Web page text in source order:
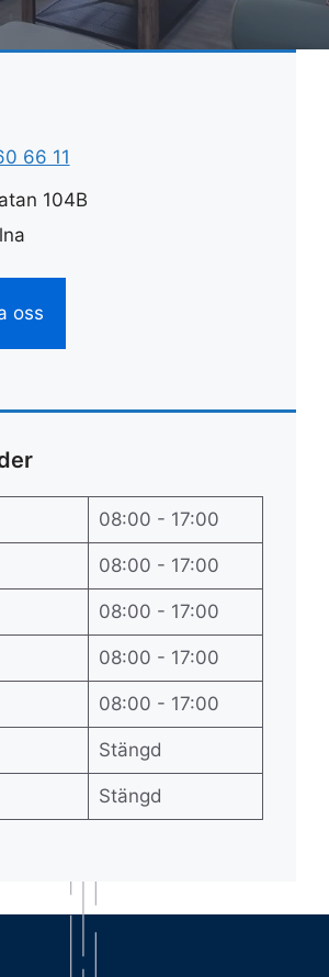
66 11
104B
oss
08:00 - 17:00
08:00 - 17:00
08:00 - 17:00
08:00 - 17:00
08:00 - 17:00
Stängd
Stängd